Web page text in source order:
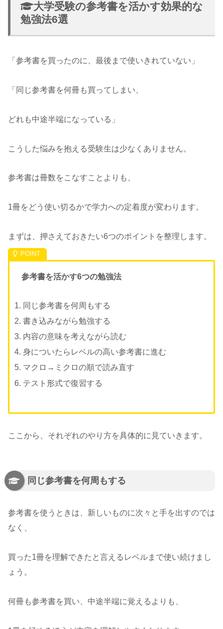
大学受験の参考書を活かす効果的な
勉強法6選
「参考書を買ったのに、最後まで使いきれていない」
「同じ参考書を何冊も買ってしまい、
どれも中途半端になっている」
こうした悩みを抱える受験生は少なくありません。
参考書は冊数をこなすことよりも、
1冊をどう使い切るかで学力への定着度が変わります。
まずは、押さえておきたい6つのポイントを整理します。
参考書を活かす6つの勉強法
同じ参考書を何周もする
書き込みながら勉強する
内容の意味を考えながら読む
身についたらレベルの高い参考書に進む
マクロ→ミクロの順で読み直す
テスト形式で復習する
ここから、それぞれのやり方を具体的に見ていきます。
同じ参考書を何周もする
参考書を使うときは、新しいものに次々と手を出すのでは
なく、
買った1冊を理解できたと言えるレベルまで使い続けまし
ょう。
何冊も参考書を買い、中途半端に覚えるよりも、